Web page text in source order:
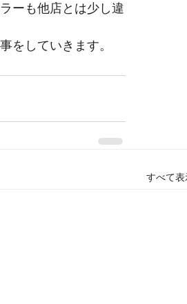
ーも他店とは少し違
をしていきます。
すべて表